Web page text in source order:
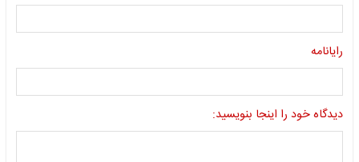
رایانامه
دیدگاه خود را اینجا بنویسید: